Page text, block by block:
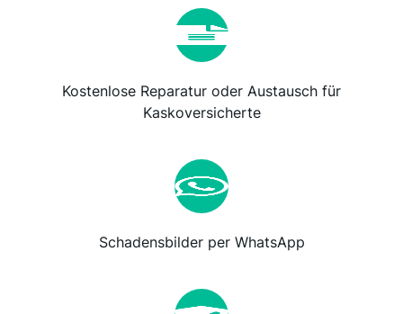
Kostenlose Reparatur oder Austausch für
Kaskoversicherte
Schadensbilder per WhatsApp